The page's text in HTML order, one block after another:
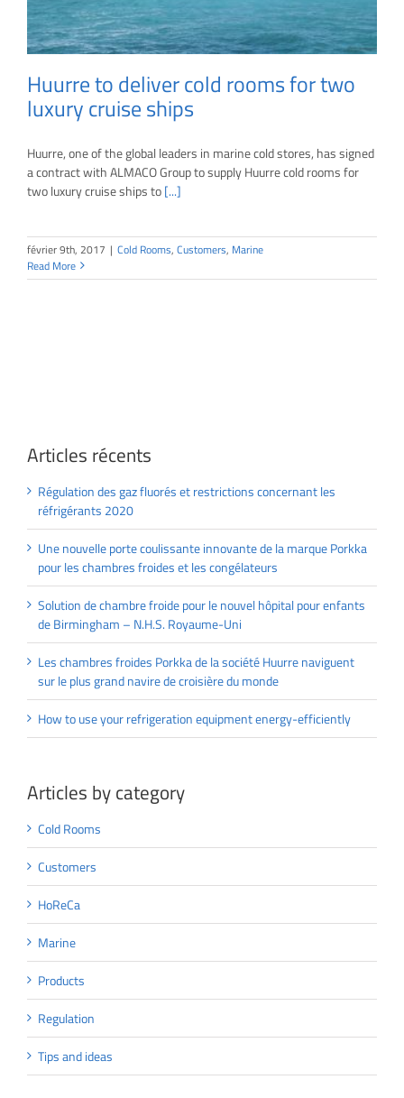
Huurre to deliver cold rooms for two
luxury cruise ships
Huurre, one of the global leaders in marine cold stores, has signed
a contract with ALMACO Group to supply Huurre cold rooms for
two luxury cruise ships to[...]
février 9th, 2017 | Cold Rooms, Customers, Marine
Read More
Articles récents
Régulation des gaz fluorés et restrictions concernant les
réfrigérants 2020
Une nouvelle porte coulissante innovante de la marque Porkka
pour les chambres froides et les congélateurs
Solution de chambre froide pour le nouvel hôpital pour enfants
de Birmingham – N.H.S. Royaume-Uni
Les chambres froides Porkka de la société Huurre naviguent
sur le plus grand navire de croisière du monde
How to use your refrigeration equipment energy-efficiently
Articles by category
Cold Rooms
Customers
HoReCa
Marine
Products
Regulation
Tips and ideas